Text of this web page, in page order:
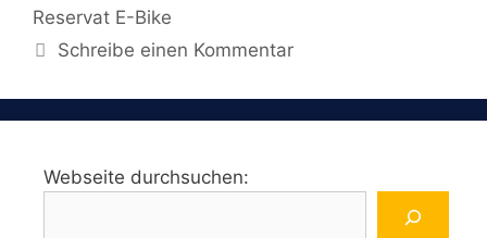
Reservat E-Bike
Schreibe einen Kommentar
Webseite durchsuchen: